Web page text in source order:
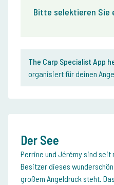
Bitte selektieren Sie
The Carp Specialist App
organisiert für deinen
Der See
Perrine und Jérémy sind seit
Besitzer dieses
großem Angeldruck steht.